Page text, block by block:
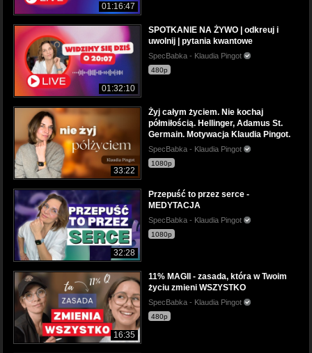
01:16:47
01:32:10
SPOTKANIE NA ŻYWO | odkreuj i
uwolnij | pytania kwantowe
SpecBabka - Klaudia Pingot
480p
33:22
Żyj całym życiem. Nie kochaj
półmiłością. Hellinger, Adamus St.
Germain. Motywacja Klaudia Pingot.
SpecBabka - Klaudia Pingot
1080p
32:28
Przepuść to przez serce -
MEDYTACJA
SpecBabka - Klaudia Pingot
1080p
16:35
11% MAGII - zasada, która w Twoim
życiu zmieni WSZYSTKO
SpecBabka - Klaudia Pingot
480p